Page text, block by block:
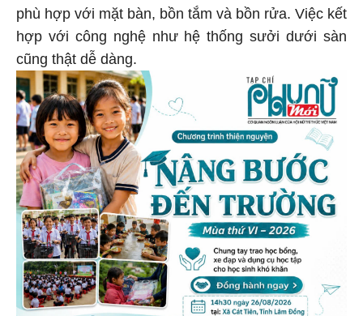
phù hợp với mặt bàn, bồn tắm và bồn rửa. Việc kết
hợp với công nghệ như hệ thống sưởi dưới sàn
cũng thật dễ dàng.